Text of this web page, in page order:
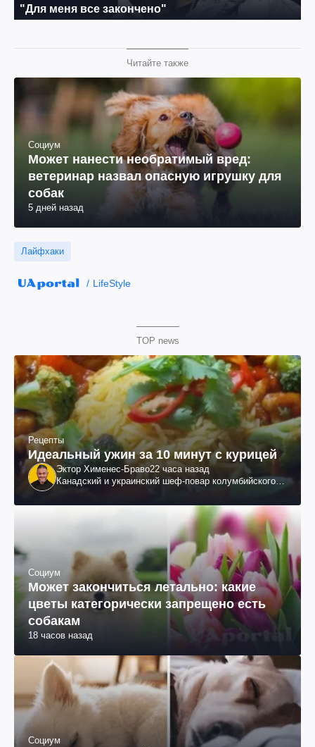
Читайте также
Социум
Может нанести необратимый вред:
ветеринар назвал опасную игрушку для
собак
5 дней назад
Лайфхаки
LifeStyle
TOP news
Рецепты
Идеальный ужин за 10 минут с курицей
Эктор Хименес-Браво22 часа назад
Канадский и украинский шеф-повар колумбийского
Социум
Может закончиться летально: какие
цветы категорически запрещено есть
собакам
18 часов назад
Социум